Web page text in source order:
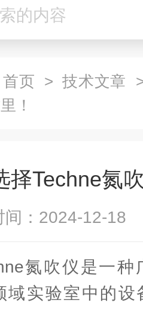
首页 > 技术文章
！
择Techne氮
间：2024-12-
氮吹仪是一种
域实验室中的设